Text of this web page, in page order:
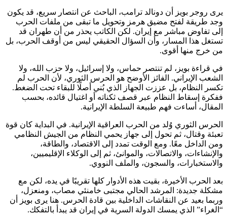
يرى روجر بويز أن دونالد ترامب، الباحث عن انتصار سريع، قد يكون
وجد طريقة لفتح مضيق هرمز وتحويل ما تبقى من ملفات الحرب
إلى تفاوض مباشر مع إيران. لكن الكاتب يحذر من أن طهران قد
تستغل هذا المسار، وأن السؤال الحقيقي ليس من أوقف الحرب، بل
من خرج منها أقوى.
في قراءة بويز، لم تنتصر حماس، ولا إسرائيل، ولا حزب الله، ولا
الشعب الإيراني. الفائز الأوضح هو الحرس الثوري، لأن الحرب لم
تكسر النظام، بل عززت الجهاز الذي بُني أصلًا للبقاء تحت الضغط.
ففكرة إسقاط النظام عبر قصف ثكناته أو اغتيال قائده، بحسب
المقال، أساءت فهم طبيعة السلطة الإيرانية.
الحرس الثوري وُلد من الحرب العراقية الإيرانية. في البداية كان قوة
تعبئة وقتال، ثم تحول إلى جهاز يحمي النظام من الجيش النظامي
ومن الداخل معًا. ومع الوقت تمدد إلى الاقتصاد، والطاقة،
والإنشاءات، والاتصالات، والموانئ، ثم إلى الوكلاء الإقليميين،
والاستخبارات، والسجون، والملف النووي.
بعد الحرب الأخيرة، بقيت هذه الأدوار كلها تقريبًا في يده، لكن مع
مشكلة جديدة: المرشد الحالي مجتبى خامنئي مصاب، ومنعزل،
وربما بعيد عن النقاشات الداخلية بين قادة الحرس. هنا يرى بويز أن
“الغراء” الذي يمسك الدولة السرية في إيران قد يبدأ بالتفكك.